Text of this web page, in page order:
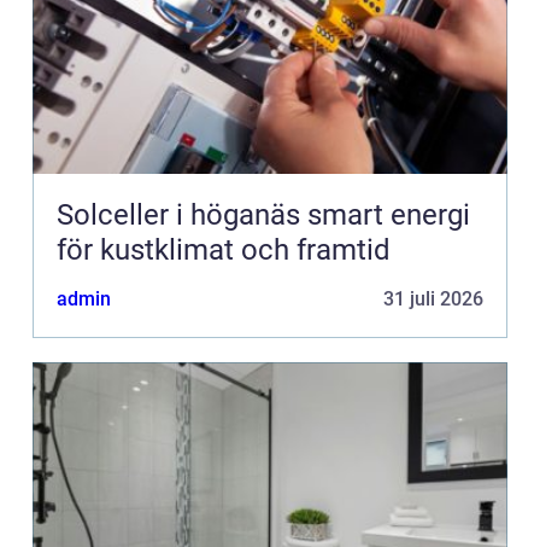
Solceller i höganäs smart energi
för kustklimat och framtid
admin 31 juli 2026